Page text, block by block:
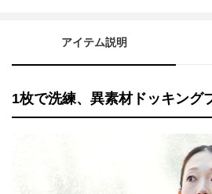
アイテム説明
1枚で洗練、異素材ドッキング